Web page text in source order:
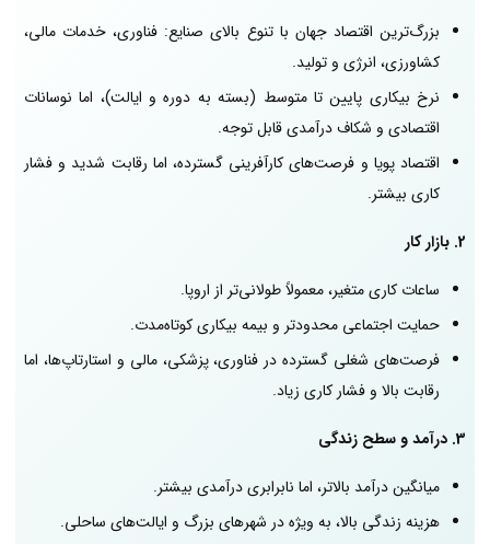
بزرگ‌ترین اقتصاد جهان با تنوع بالای صنایع: فناوری، خدمات مالی،
کشاورزی، انرژی و تولید.
نرخ بیکاری پایین تا متوسط (بسته به دوره و ایالت)، اما نوسانات
اقتصادی و شکاف درآمدی قابل توجه.
اقتصاد پویا و فرصت‌های کارآفرینی گسترده، اما رقابت شدید و فشار
کاری بیشتر.
2. بازار کار
ساعات کاری متغیر، معمولاً طولانی‌تر از اروپا.
حمایت اجتماعی محدودتر و بیمه بیکاری کوتاه‌مدت.
فرصت‌های شغلی گسترده در فناوری، پزشکی، مالی و استارتاپ‌ها، اما
رقابت بالا و فشار کاری زیاد.
3. درآمد و سطح زندگی
میانگین درآمد بالاتر، اما نابرابری درآمدی بیشتر.
هزینه زندگی بالا، به ویژه در شهرهای بزرگ و ایالت‌های ساحلی.